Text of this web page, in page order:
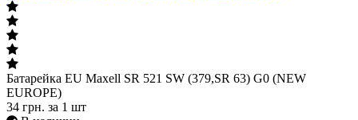
Батарейка EU Maxell SR 521 SW (379,SR 63) G0 (NEW
EUROPE)
34 грн. за 1 шт